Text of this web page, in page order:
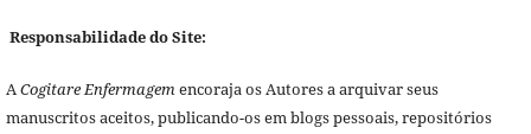
Responsabilidade do Site:
ACogitare Enfermagemencoraja os Autores a arquivar seus
manuscritos aceitos, publicando-os em blogs pessoais, repositórios